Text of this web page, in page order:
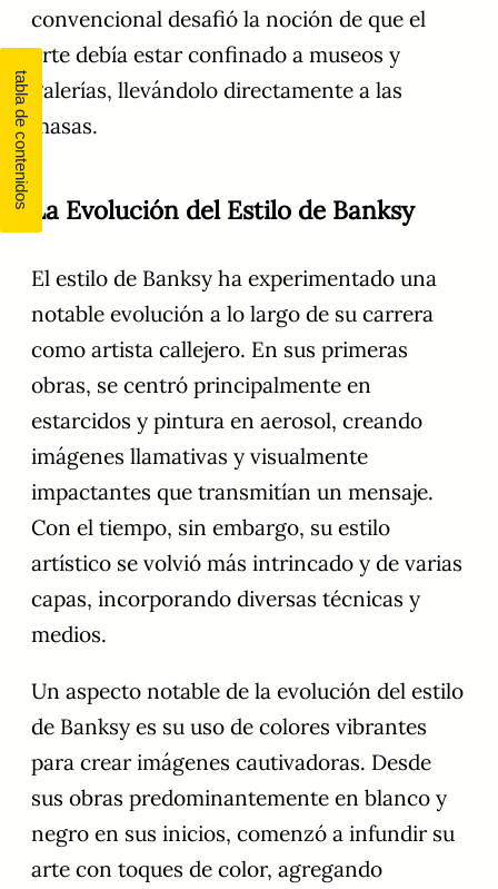
convencional desafió la noción de que el
arte debía estar confinado a museos y
galerías, llevándolo directamente a las
masas.
La Evolución del Estilo de Banksy
El estilo de Banksy ha experimentado una
notable evolución a lo largo de su carrera
como artista callejero. En sus primeras
obras, se centró principalmente en
estarcidos y pintura en aerosol, creando
imágenes llamativas y visualmente
impactantes que transmitían un mensaje.
Con el tiempo, sin embargo, su estilo
artístico se volvió más intrincado y de varias
capas, incorporando diversas técnicas y
medios.
Un aspecto notable de la evolución del estilo
de Banksy es su uso de colores vibrantes
para crear imágenes cautivadoras. Desde
sus obras predominantemente en blanco y
negro en sus inicios, comenzó a infundir su
arte con toques de color, agregando